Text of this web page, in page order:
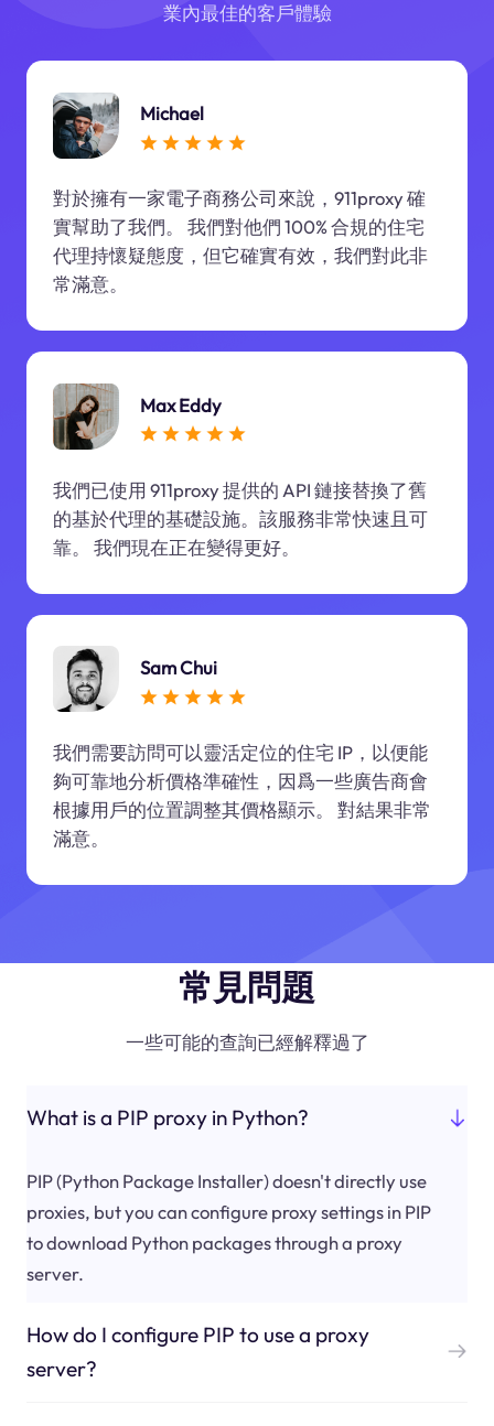
業內最佳的客戶體驗
Michael
對於擁有一家電子商務公司來說，911proxy 確
實幫助了我們。 我們對他們 100% 合規的住宅
代理持懷疑態度，但它確實有效，我們對此非
常滿意。
Max Eddy
我們已使用 911proxy 提供的 API 鏈接替換了舊
的基於代理的基礎設施。該服務非常快速且可
靠。 我們現在正在變得更好。
Sam Chui
我們需要訪問可以靈活定位的住宅 IP，以便能
夠可靠地分析價格準確性，因爲一些廣告商會
根據用戶的位置調整其價格顯示。 對結果非常
滿意。
常見問題
一些可能的查詢已經解釋過了
What is a PIP proxy in Python?
PIP (Python Package Installer) doesn't directly use
proxies, but you can configure proxy settings in PIP
to download Python packages through a proxy
server.
How do I configure PIP to use a proxy
server?